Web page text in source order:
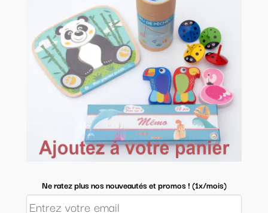
Ne ratez plus nos nouveautés et promos ! (1x/mois)